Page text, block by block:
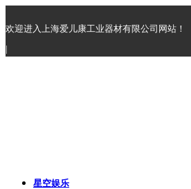
欢迎进入上海爱儿康工业器材有限公司网站！
|
星空娱乐